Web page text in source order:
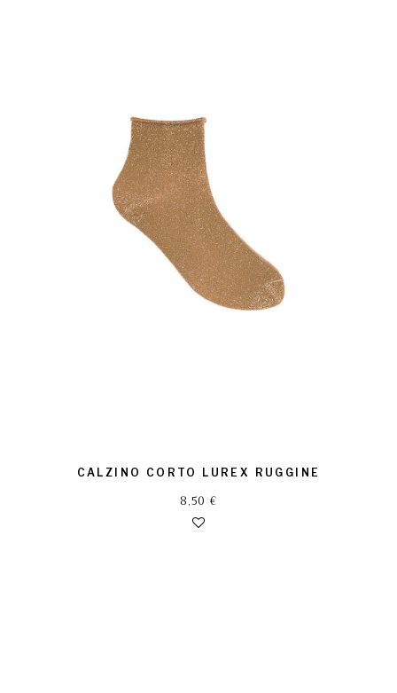
CALZINO CORTO LUREX RUGGINE
8,50€